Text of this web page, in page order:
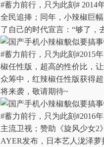
#蓄力前行，只为此刻# 2014
全民追捧；同年，小辣椒巨
了自己的时代宣言：“够了，
#蓄力前行，只为此刻#2015
椒任性版，超高的性价比，
众筹中，红辣椒任性版获得
将来袭，敬请期待~
#蓄力前行，只为此刻#2016
主流卫视；赞助《旋风少女2
AYER发布，日本艺人泷泽